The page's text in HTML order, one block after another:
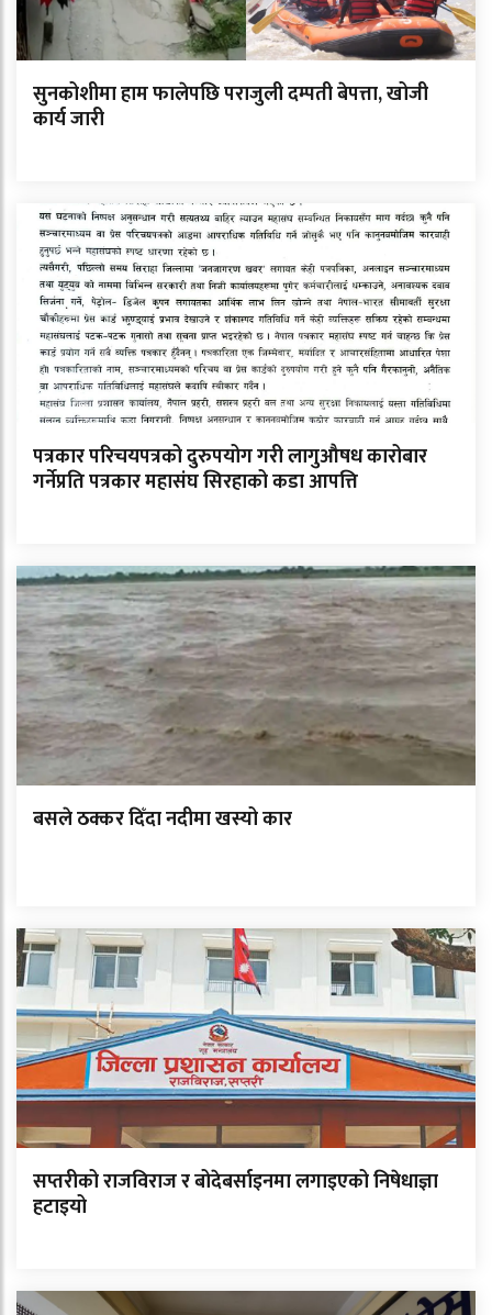
सुनकोशीमा हाम फालेपछि पराजुली दम्पती बेपत्ता, खोजी
कार्य जारी
पत्रकार परिचयपत्रको दुरुपयोग गरी लागुऔषध कारोबार
गर्नेप्रति पत्रकार महासंघ सिरहाको कडा आपत्ति
बसले ठक्कर दिँदा नदीमा खस्यो कार
सप्तरीको राजविराज र बोदेबर्साइनमा लगाइएको निषेधाज्ञा
हटाइयो